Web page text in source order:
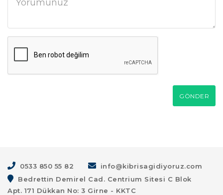
GÖNDER
0533 850 55 82
info@kibrisagidiyoruz.com
Bedrettin Demirel Cad. Centrium Sitesi C Blok
Apt. 171 Dükkan No: 3 Girne - KKTC